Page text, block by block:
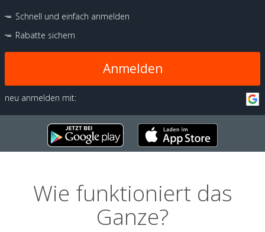
Schnell und einfach anmelden
Rabatte sichern
Anmelden
neu anmelden mit:
Wie funktioniert das
Ganze?